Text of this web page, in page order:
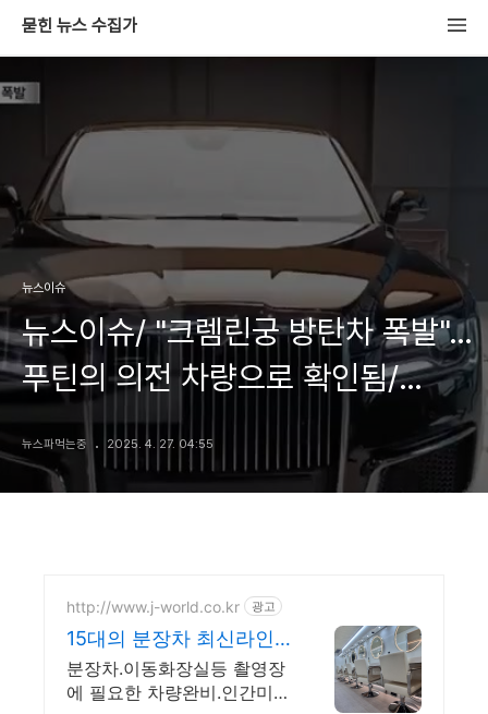
묻힌 뉴스 수집가
뉴스이슈
뉴스이슈/ "크렘린궁 방탄차 폭발"…
푸틴의 의전 차량으로 확인됨/
채널A
뉴스파먹는중 2025. 4. 27. 04:55
http://www.j-world.co.kr 광고
15대의 분장차 최신라인
업.
분장차.이동화장실등 촬영장
에 필요한 차량완비.인간미를